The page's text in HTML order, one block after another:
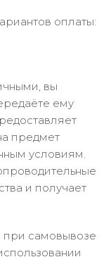
оплаты:
вы
ему
предмет
условиям.
и получает
при самовывозе